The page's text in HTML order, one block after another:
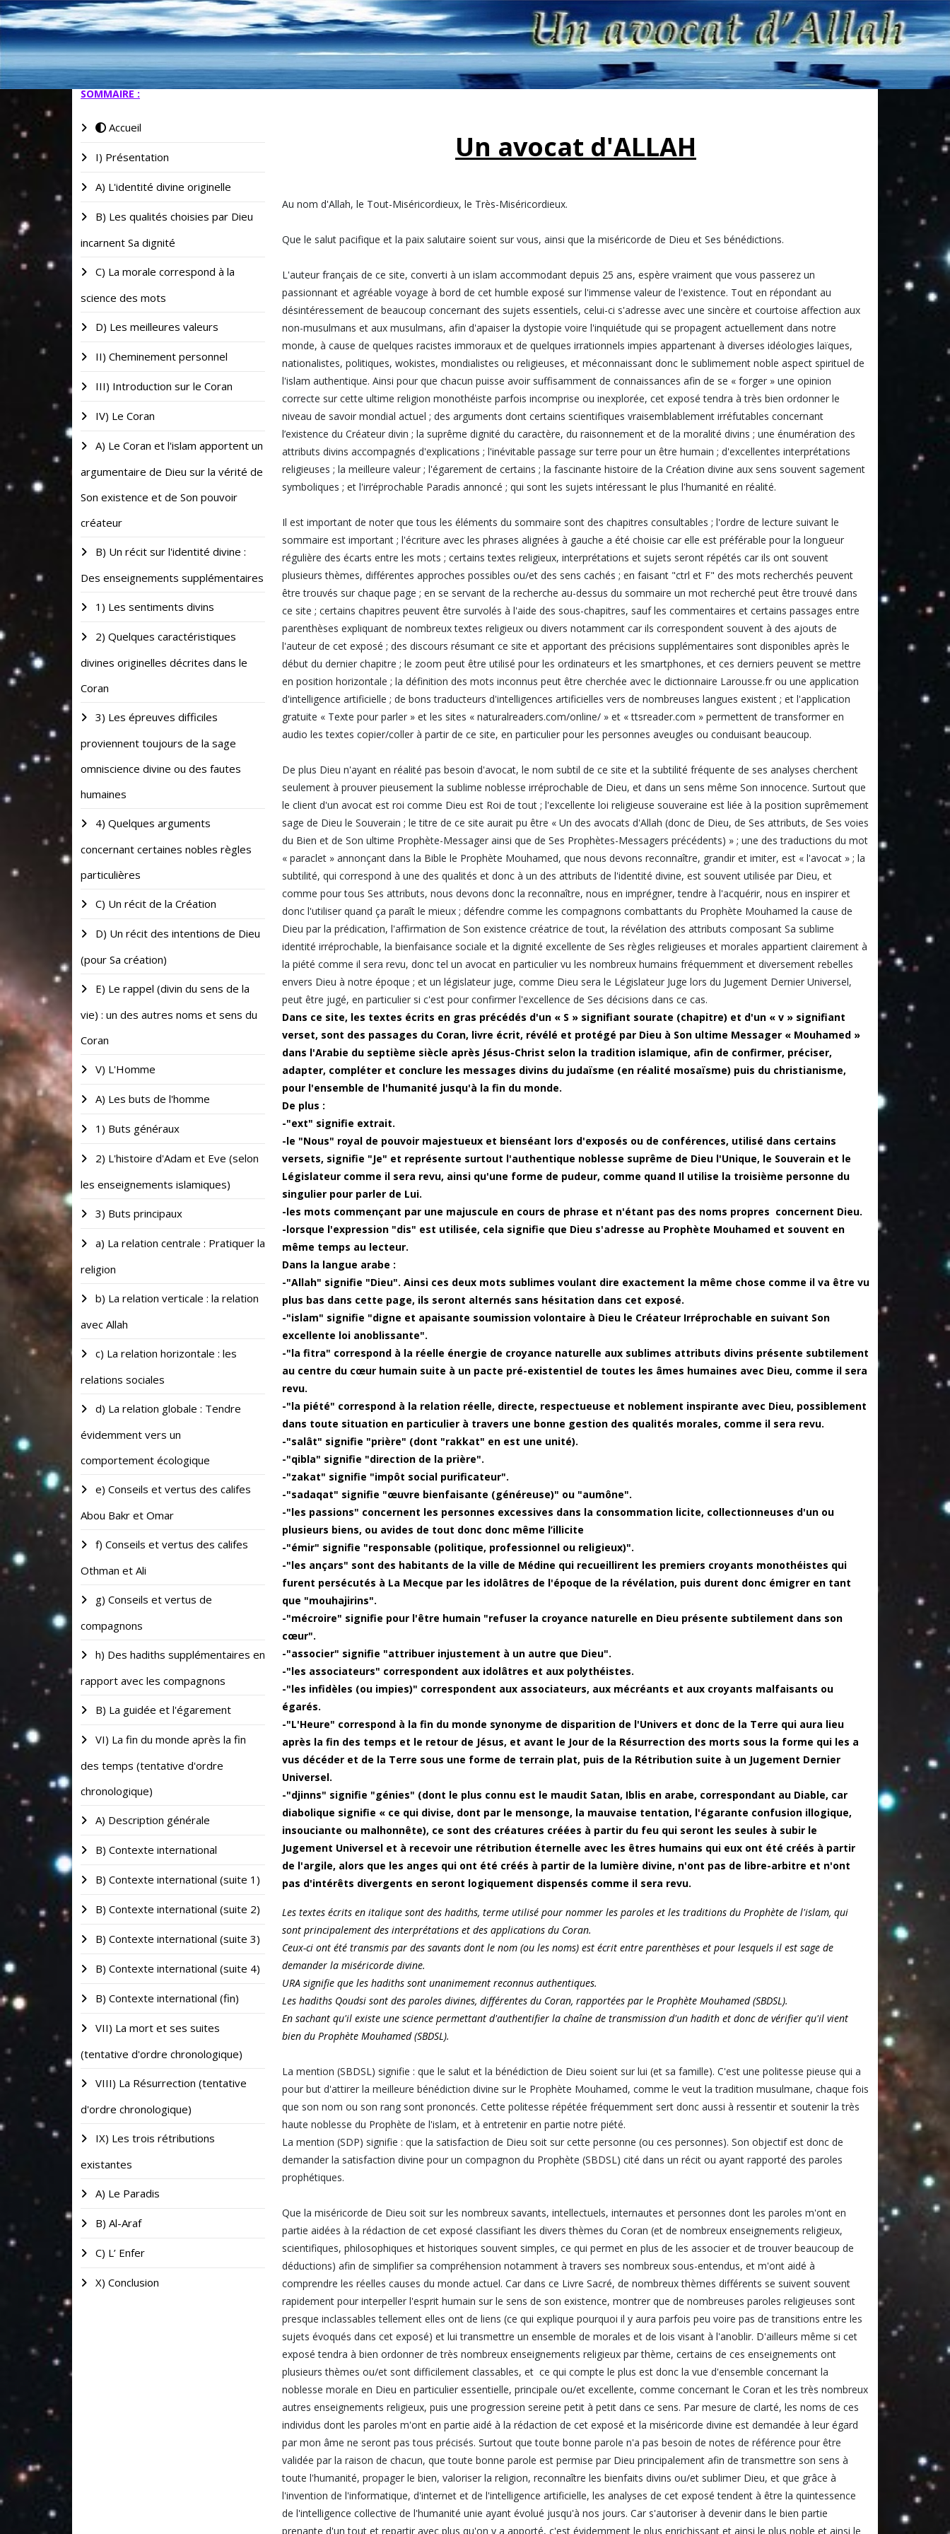
SOMMAIRE :
Accueil
I) Présentation
A) L'identité divine originelle
B) Les qualités choisies par Dieu
incarnent Sa dignité
C) La morale correspond à la
science des mots
D) Les meilleures valeurs
II) Cheminement personnel
III) Introduction sur le Coran
IV) Le Coran
A) Le Coran et l'islam apportent un
argumentaire de Dieu sur la vérité de
Son existence et de Son pouvoir
créateur
B) Un récit sur l'identité divine :
Des enseignements supplémentaires
1) Les sentiments divins
2) Quelques caractéristiques
divines originelles décrites dans le
Coran
3) Les épreuves difficiles
proviennent toujours de la sage
omniscience divine ou des fautes
humaines
4) Quelques arguments
concernant certaines nobles règles
particulières
C) Un récit de la Création
D) Un récit des intentions de Dieu
(pour Sa création)
E) Le rappel (divin du sens de la
vie) : un des autres noms et sens du
Coran
V) L'Homme
A) Les buts de l'homme
1) Buts généraux
2) L'histoire d'Adam et Eve (selon
les enseignements islamiques)
3) Buts principaux
a) La relation centrale : Pratiquer la
religion
b) La relation verticale : la relation
avec Allah
c) La relation horizontale : les
relations sociales
d) La relation globale : Tendre
évidemment vers un
comportement écologique
e) Conseils et vertus des califes
Abou Bakr et Omar
f) Conseils et vertus des califes
Othman et Ali
g) Conseils et vertus de
compagnons
h) Des hadiths supplémentaires en
rapport avec les compagnons
B) La guidée et l'égarement
VI) La fin du monde après la fin
des temps (tentative d'ordre
chronologique)
A) Description générale
B) Contexte international
B) Contexte international (suite 1)
B) Contexte international (suite 2)
B) Contexte international (suite 3)
B) Contexte international (suite 4)
B) Contexte international (fin)
VII) La mort et ses suites
(tentative d'ordre chronologique)
VIII) La Résurrection (tentative
d'ordre chronologique)
IX) Les trois rétributions
existantes
A) Le Paradis
B) Al-Araf
C) L’ Enfer
X) Conclusion
Un avocat d'ALLAH
Au nom d'Allah, le Tout-Miséricordieux, le Très-Miséricordieux.
Que le salut pacifique et la paix salutaire soient sur vous, ainsi que la miséricorde de Dieu et Ses bénédictions.
L'auteur français de ce site, converti à un islam accommodant depuis 25 ans, espère vraiment que vous passerez un
passionnant et agréable voyage à bord de cet humble exposé sur l'immense valeur de l'existence. Tout en répondant au
désintéressement de beaucoup concernant des sujets essentiels, celui-ci s'adresse avec une sincère et courtoise affection aux
non-musulmans et aux musulmans, afin d'apaiser la dystopie voire l'inquiétude qui se propagent actuellement dans notre
monde, à cause de quelques racistes immoraux et de quelques irrationnels impies appartenant à diverses idéologies laïques,
nationalistes, politiques, wokistes, mondialistes ou religieuses, et méconnaissant donc le sublimement noble aspect spirituel de
l'islam authentique. Ainsi pour que chacun puisse avoir suffisamment de connaissances afin de se « forger » une opinion
correcte sur cette ultime religion monothéiste parfois incomprise ou inexplorée, cet exposé tendra à très bien ordonner le
niveau de savoir mondial actuel ; des arguments dont certains scientifiques vraisemblablement irréfutables concernant
l’existence du Créateur divin ; la suprême dignité du caractère, du raisonnement et de la moralité divins ; une énumération des
attributs divins accompagnés d'explications ; l'inévitable passage sur terre pour un être humain ; d'excellentes interprétations
religieuses ; la meilleure valeur ; l'égarement de certains ; la fascinante histoire de la Création divine aux sens souvent sagement
symboliques ; et l'irréprochable Paradis annoncé ; qui sont les sujets intéressant le plus l'humanité en réalité.
Il est important de noter que tous les éléments du sommaire sont des chapitres consultables ; l'ordre de lecture suivant le
sommaire est important ; l'écriture avec les phrases alignées à gauche a été choisie car elle est préférable pour la longueur
régulière des écarts entre les mots ; certains textes religieux, interprétations et sujets seront répétés car ils ont souvent
plusieurs thèmes, différentes approches possibles ou/et des sens cachés ; en faisant "ctrl et F" des mots recherchés peuvent
être trouvés sur chaque page ; en se servant de la recherche au-dessus du sommaire un mot recherché peut être trouvé dans
ce site ; certains chapitres peuvent être survolés à l'aide des sous-chapitres, sauf les commentaires et certains passages entre
parenthèses expliquant de nombreux textes religieux ou divers notamment car ils correspondent souvent à des ajouts de
l'auteur de cet exposé ; des discours résumant ce site et apportant des précisions supplémentaires sont disponibles après le
début du dernier chapitre ; le zoom peut être utilisé pour les ordinateurs et les smartphones, et ces derniers peuvent se mettre
en position horizontale ; la définition des mots inconnus peut être cherchée avec le dictionnaire Larousse.fr ou une application
d'intelligence artificielle ; de bons traducteurs d'intelligences artificielles vers de nombreuses langues existent ; et l'application
gratuite « Texte pour parler » et les sites « naturalreaders.com/online/ » et « ttsreader.com » permettent de transformer en
audio les textes copier/coller à partir de ce site, en particulier pour les personnes aveugles ou conduisant beaucoup.
De plus Dieu n'ayant en réalité pas besoin d'avocat, le nom subtil de ce site et la subtilité fréquente de ses analyses cherchent
seulement à prouver pieusement la sublime noblesse irréprochable de Dieu, et dans un sens même Son innocence. Surtout que
le client d'un avocat est roi comme Dieu est Roi de tout ; l'excellente loi religieuse souveraine est liée à la position suprêmement
sage de Dieu le Souverain ; le titre de ce site aurait pu être « Un des avocats d'Allah (donc de Dieu, de Ses attributs, de Ses voies
du Bien et de Son ultime Prophète-Messager ainsi que de Ses Prophètes-Messagers précédents) » ; une des traductions du mot
« paraclet » annonçant dans la Bible le Prophète Mouhamed, que nous devons reconnaître, grandir et imiter, est « l'avocat » ; la
subtilité, qui correspond à une des qualités et donc à un des attributs de l'identité divine, est souvent utilisée par Dieu, et
comme pour tous Ses attributs, nous devons donc la reconnaître, nous en imprégner, tendre à l'acquérir, nous en inspirer et
donc l'utiliser quand ça paraît le mieux ; défendre comme les compagnons combattants du Prophète Mouhamed la cause de
Dieu par la prédication, l'affirmation de Son existence créatrice de tout, la révélation des attributs composant Sa sublime
identité irréprochable, la bienfaisance sociale et la dignité excellente de Ses règles religieuses et morales appartient clairement à
la piété comme il sera revu, donc tel un avocat en particulier vu les nombreux humains fréquemment et diversement rebelles
envers Dieu à notre époque ; et un législateur juge, comme Dieu sera le Législateur Juge lors du Jugement Dernier Universel,
peut être jugé, en particulier si c'est pour confirmer l'excellence de Ses décisions dans ce cas.
Dans ce site, les textes écrits en gras précédés d'un « S » signifiant sourate (chapitre) et d'un « v » signifiant
verset, sont des passages du Coran, livre écrit, révélé et protégé par Dieu à Son ultime Messager « Mouhamed »
dans l'Arabie du septième siècle après Jésus-Christ selon la tradition islamique, afin de confirmer, préciser,
adapter, compléter et conclure les messages divins du judaïsme (en réalité mosaïsme) puis du christianisme,
pour l'ensemble de l'humanité jusqu'à la fin du monde.
De plus :
-"ext" signifie extrait.
-le "Nous" royal de pouvoir majestueux et bienséant lors d'exposés ou de conférences, utilisé dans certains
versets, signifie "Je" et représente surtout l'authentique noblesse suprême de Dieu l'Unique, le Souverain et le
Législateur comme il sera revu, ainsi qu'une forme de pudeur, comme quand Il utilise la troisième personne du
singulier pour parler de Lui.
-les mots commençant par une majuscule en cours de phrase et n'étant pas des noms propres concernent Dieu.
-lorsque l'expression "dis" est utilisée, cela signifie que Dieu s'adresse au Prophète Mouhamed et souvent en
même temps au lecteur.
Dans la langue arabe :
-"Allah" signifie "Dieu". Ainsi ces deux mots sublimes voulant dire exactement la même chose comme il va être vu
plus bas dans cette page, ils seront alternés sans hésitation dans cet exposé.
-"islam" signifie "digne et apaisante soumission volontaire à Dieu le Créateur Irréprochable en suivant Son
excellente loi anoblissante".
-"la fitra" correspond à la réelle énergie de croyance naturelle aux sublimes attributs divins présente subtilement
au centre du cœur humain suite à un pacte pré-existentiel de toutes les âmes humaines avec Dieu, comme il sera
revu.
-"la piété" correspond à la relation réelle, directe, respectueuse et noblement inspirante avec Dieu, possiblement
dans toute situation en particulier à travers une bonne gestion des qualités morales, comme il sera revu.
-"salât" signifie "prière" (dont "rakkat" en est une unité).
-"qibla" signifie "direction de la prière".
-"zakat" signifie "impôt social purificateur".
-"sadaqat" signifie "œuvre bienfaisante (généreuse)" ou "aumône".
-"les passions" concernent les personnes excessives dans la consommation licite, collectionneuses d'un ou
plusieurs biens, ou avides de tout donc donc même l’illicite
-"émir" signifie "responsable (politique, professionnel ou religieux)".
-"les ançars" sont des habitants de la ville de Médine qui recueillirent les premiers croyants monothéistes qui
furent persécutés à La Mecque par les idolâtres de l'époque de la révélation, puis durent donc émigrer en tant
que "mouhajirins".
-"mécroire" signifie pour l'être humain "refuser la croyance naturelle en Dieu présente subtilement dans son
cœur".
-"associer" signifie "attribuer injustement à un autre que Dieu".
-"les associateurs" correspondent aux idolâtres et aux polythéistes.
-"les infidèles (ou impies)" correspondent aux associateurs, aux mécréants et aux croyants malfaisants ou
égarés.
-"L'Heure" correspond à la fin du monde synonyme de disparition de l'Univers et donc de la Terre qui aura lieu
après la fin des temps et le retour de Jésus, et avant le Jour de la Résurrection des morts sous la forme qui les a
vus décéder et de la Terre sous une forme de terrain plat, puis de la Rétribution suite à un Jugement Dernier
Universel.
-"djinns" signifie "génies" (dont le plus connu est le maudit Satan, Iblis en arabe, correspondant au Diable, car
diabolique signifie « ce qui divise, dont par le mensonge, la mauvaise tentation, l'égarante confusion illogique,
insouciante ou malhonnête), ce sont des créatures créées à partir du feu qui seront les seules à subir le
Jugement Universel et à recevoir une rétribution éternelle avec les êtres humains qui eux ont été créés à partir
de l'argile, alors que les anges qui ont été créés à partir de la lumière divine, n'ont pas de libre-arbitre et n'ont
pas d'intérêts divergents en seront logiquement dispensés comme il sera revu.
Les textes écrits en italique sont des hadiths, terme utilisé pour nommer les paroles et les traditions du Prophète de l'islam, qui
sont principalement des interprétations et des applications du Coran.
Ceux-ci ont été transmis par des savants dont le nom (ou les noms) est écrit entre parenthèses et pour lesquels il est sage de
demander la miséricorde divine.
URA signifie que les hadiths sont unanimement reconnus authentiques.
Les hadiths Qoudsi sont des paroles divines, différentes du Coran, rapportées par le Prophète Mouhamed (SBDSL).
En sachant qu'il existe une science permettant d'authentifier la chaîne de transmission d'un hadith et donc de vérifier qu'il vient
bien du Prophète Mouhamed (SBDSL).
La mention (SBDSL) signifie : que le salut et la bénédiction de Dieu soient sur lui (et sa famille). C'est une politesse pieuse qui a
pour but d'attirer la meilleure bénédiction divine sur le Prophète Mouhamed, comme le veut la tradition musulmane, chaque fois
que son nom ou son rang sont prononcés. Cette politesse répétée fréquemment sert donc aussi à ressentir et soutenir la très
haute noblesse du Prophète de l'islam, et à entretenir en partie notre piété.
La mention (SDP) signifie : que la satisfaction de Dieu soit sur cette personne (ou ces personnes). Son objectif est donc de
demander la satisfaction divine pour un compagnon du Prophète (SBDSL) cité dans un récit ou ayant rapporté des paroles
prophétiques.
Que la miséricorde de Dieu soit sur les nombreux savants, intellectuels, internautes et personnes dont les paroles m'ont en
partie aidées à la rédaction de cet exposé classifiant les divers thèmes du Coran (et de nombreux enseignements religieux,
scientifiques, philosophiques et historiques souvent simples, ce qui permet en plus de les associer et de trouver beaucoup de
déductions) afin de simplifier sa compréhension notamment à travers ses nombreux sous-entendus, et m'ont aidé à
comprendre les réelles causes du monde actuel. Car dans ce Livre Sacré, de nombreux thèmes différents se suivent souvent
rapidement pour interpeller l'esprit humain sur le sens de son existence, montrer que de nombreuses paroles religieuses sont
presque inclassables tellement elles ont de liens (ce qui explique pourquoi il y aura parfois peu voire pas de transitions entre les
sujets évoqués dans cet exposé) et lui transmettre un ensemble de morales et de lois visant à l'anoblir. D'ailleurs même si cet
exposé tendra à bien ordonner de très nombreux enseignements religieux par thème, certains de ces enseignements ont
plusieurs thèmes ou/et sont difficilement classables, et ce qui compte le plus est donc la vue d'ensemble concernant la
noblesse morale en Dieu en particulier essentielle, principale ou/et excellente, comme concernant le Coran et les très nombreux
autres enseignements religieux, puis une progression sereine petit à petit dans ce sens. Par mesure de clarté, les noms de ces
individus dont les paroles m'ont en partie aidé à la rédaction de cet exposé et la miséricorde divine est demandée à leur égard
par mon âme ne seront pas tous précisés. Surtout que toute bonne parole n'a pas besoin de notes de référence pour être
validée par la raison de chacun, que toute bonne parole est permise par Dieu principalement afin de transmettre son sens à
toute l'humanité, propager le bien, valoriser la religion, reconnaître les bienfaits divins ou/et sublimer Dieu, et que grâce à
l'invention de l'informatique, d'internet et de l'intelligence artificielle, les analyses de cet exposé tendent à être la quintessence
de l'intelligence collective de l'humanité unie ayant évolué jusqu'à nos jours. Car s'autoriser à devenir dans le bien partie
prenante d'un tout et repartir avec plus qu'on y a apporté, c'est évidemment le plus enrichissant et ainsi le plus noble et ainsi le